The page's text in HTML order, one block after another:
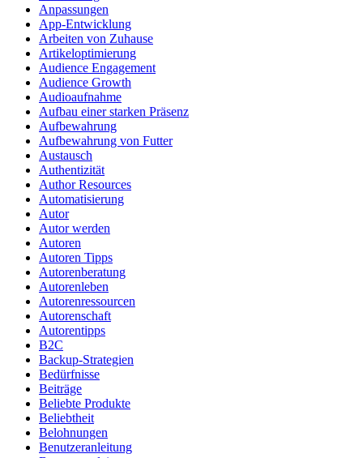
Anpassungen
App-Entwicklung
Arbeiten von Zuhause
Artikeloptimierung
Audience Engagement
Audience Growth
Audioaufnahme
Aufbau einer starken Präsenz
Aufbewahrung
Aufbewahrung von Futter
Austausch
Authentizität
Author Resources
Automatisierung
Autor
Autor werden
Autoren
Autoren Tipps
Autorenberatung
Autorenleben
Autorenressourcen
Autorenschaft
Autorentipps
B2C
Backup-Strategien
Bedürfnisse
Beiträge
Beliebte Produkte
Beliebtheit
Belohnungen
Benutzeranleitung